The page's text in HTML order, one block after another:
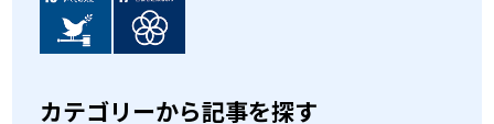
カテゴリーから記事を探す